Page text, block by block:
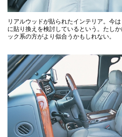
リアルウッドが貼られたインテリア。今
に貼り換えを検討しているという。たし
ック系の方がより似合うかもしれない。